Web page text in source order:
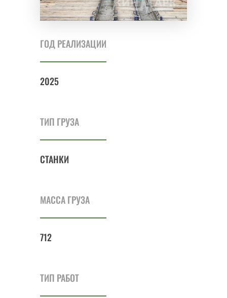
ГОД РЕАЛИЗАЦИИ
2025
ТИП ГРУЗА
СТАНКИ
МАССА ГРУЗА
712
ТИП РАБОТ